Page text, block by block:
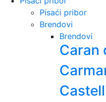
Pisaći pribor
Brendovi
Brendovi
Caran